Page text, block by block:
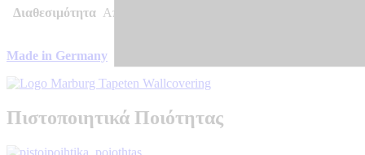
Διαθεσιμότητα Αποστολή σε 7 – 10 μέρες
Made in Germany
Πιστοποιητικά Ποιότητας